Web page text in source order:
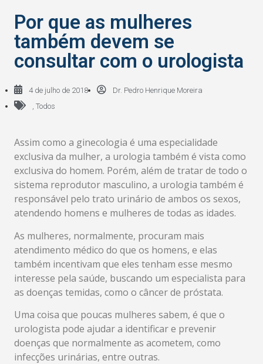
Por que as mulheres
também devem se
consultar com o urologista
4 de julho de 2018
Dr. Pedro Henrique Moreira
, Todos
Assim como a ginecologia é uma especialidade
exclusiva da mulher, a urologia também é vista como
exclusiva do homem. Porém, além de tratar de todo o
sistema reprodutor masculino, a urologia também é
responsável pelo trato urinário de ambos os sexos,
atendendo homens e mulheres de todas as idades.
As mulheres, normalmente, procuram mais
atendimento médico do que os homens, e elas
também incentivam que eles tenham esse mesmo
interesse pela saúde, buscando um especialista para
as doenças temidas, como o câncer de próstata.
Uma coisa que poucas mulheres sabem, é que o
urologista pode ajudar a identificar e prevenir
doenças que normalmente as acometem, como
infecções urinárias, entre outras.